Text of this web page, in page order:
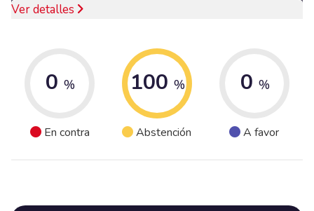
Ver detalles
0 %
En contra
100 %
Abstención
0 %
A favor